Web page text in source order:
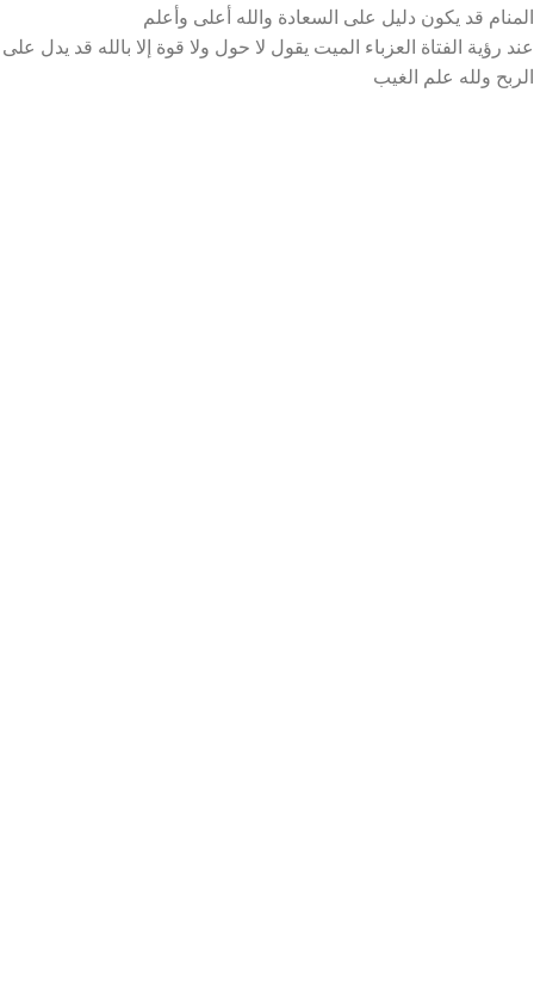
المنام قد يكون دليل على السعادة والله أعلى وأعلم
عند رؤية الفتاة العزباء الميت يقول لا حول ولا قوة إلا بالله قد يدل على
الربح ولله علم الغيب